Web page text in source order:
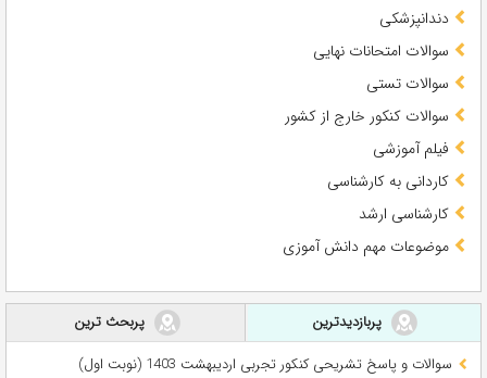
دندانپزشکی
سوالات امتحانات نهایی
سوالات تستی
سوالات کنکور خارج از کشور
فیلم آموزشی
کاردانی به کارشناسی
کارشناسی ارشد
موضوعات مهم دانش آموزی
پربازدیدترین
پربحث ترین
سوالات و پاسخ تشریحی کنکور تجربی اردیبهشت 1403 (نوبت اول)